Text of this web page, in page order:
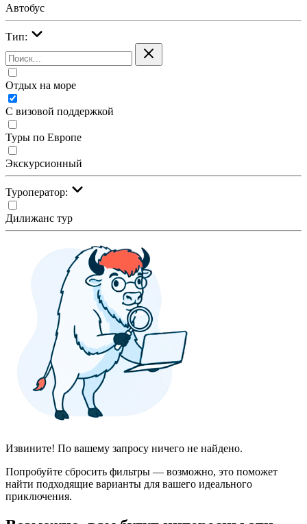
Автобус
Тип:
Отдых на море
С визовой поддержкой
Туры по Европе
Экскурсионный
Туроператор:
Дилижанс тур
Извините! По вашему запросу ничего не найдено.
Попробуйте сбросить фильтры — возможно, это поможет
найти подходящие варианты для вашего идеального
приключения.